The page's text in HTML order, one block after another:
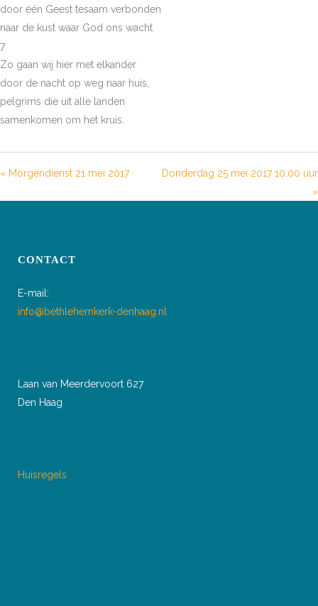
door één Geest tesaam verbonden
naar de kust waar God ons wacht.
7
Zo gaan wij hier met elkander
door de nacht op weg naar huis,
pelgrims die uit alle landen
samenkomen om het kruis.
« Morgendienst 21 mei 2017
Donderdag 25 mei 2017 10.00 uur
»
CONTACT
E-mail:
info@bethlehemkerk-denhaag.nl
Laan van Meerdervoort 627
Den Haag
Huisregels